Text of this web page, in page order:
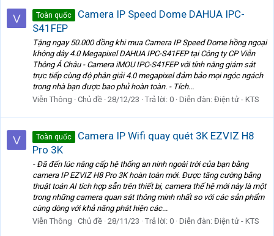
V Toàn quốc
Camera IP Speed Dome DAHUA IPC-
S41FEP
Tặng ngay 50.000 đồng khi mua Camera IP Speed Dome hồng ngoại
không dây 4.0 Megapixel DAHUA IPC-S41FEP tại Công ty CP Viễn
Thông Á Châu - Camera iMOU IPC-S41FEP với tính năng giám sát
trực tiếp cùng độ phân giải 4.0 megapixel đảm bảo mọi ngóc ngách
trong nhà bạn được bao phủ hoàn toàn. - Tích...
Viễn Thông
Chủ đề 28/12/23 Trả lời: 0 Diễn đàn: Điện tử - KTS
V Toàn quốc
Camera IP Wifi quay quét 3K EZVIZ H8
Pro 3K
- Đã đến lúc nâng cấp hệ thống an ninh ngoài trời của bạn bằng
camera IP EZVIZ H8 Pro 3K hoàn toàn mới. Được tăng cường bằng
thuật toán AI tích hợp sẵn trên thiết bị, camera thế hệ mới này là một
trong những camera quan sát thông minh nhất so với các sản phẩm
cùng dòng với khả năng phát hiện các...
Viễn Thông
Chủ đề 28/11/23 Trả lời: 0 Diễn đàn: Điện tử - KTS